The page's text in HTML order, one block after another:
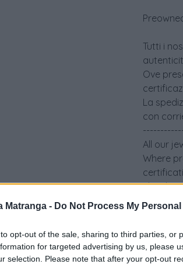
Matranga - Do Not Process My
opt-out of the sale, sharing to third parties, or
for targeted advertising by us, please
selection. Please note that after your opt-out
Tutti i
Ove
La
con
All our
Where
The
an